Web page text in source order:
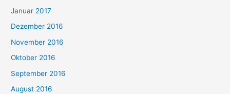
Januar 2017
Dezember 2016
November 2016
Oktober 2016
September 2016
August 2016